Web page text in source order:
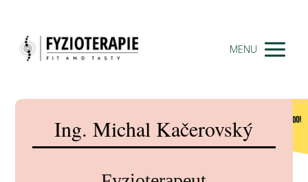
MENU
Ing. Michal Kačerovský